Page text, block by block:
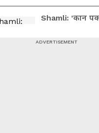
खराब होने की दी
Shamli: 'कान
कांवड़ यात्रा पर